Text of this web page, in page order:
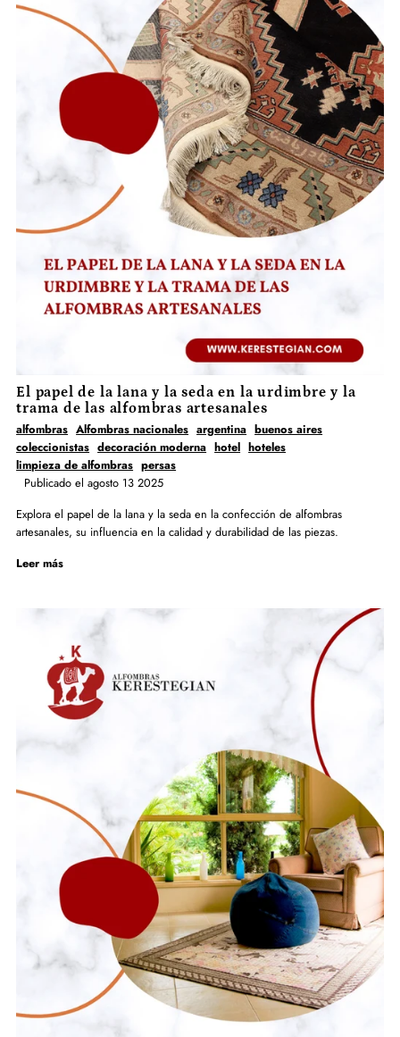
El papel de la lana y la seda en la urdimbre y la
trama de las alfombras artesanales
alfombras Alfombras nacionales argentina buenos aires
coleccionistas decoración moderna hotel hoteles
limpieza de alfombras persas
Publicado el agosto 13 2025
Explora el papel de la lana y la seda en la confección de alfombras
artesanales, su influencia en la calidad y durabilidad de las piezas.
Leer más